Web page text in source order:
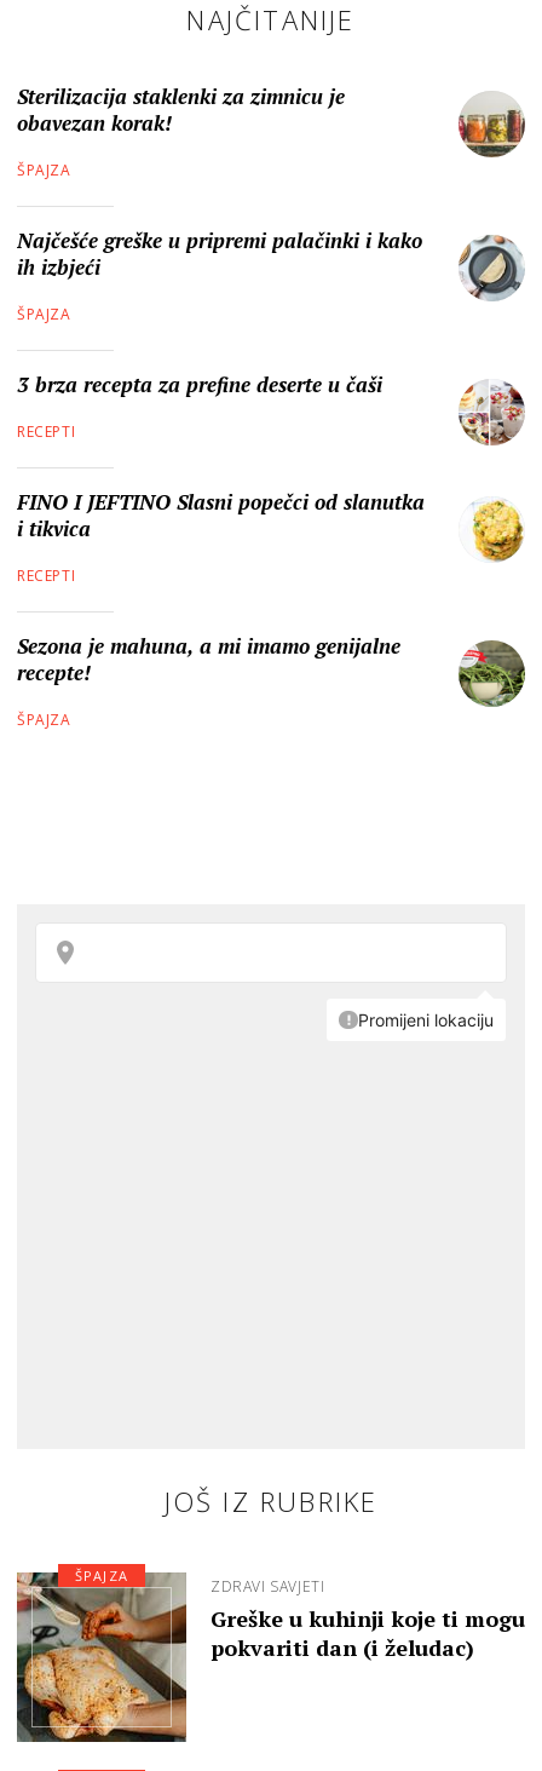
NAJČITANIJE
Sterilizacija staklenki za zimnicu je
obavezan korak!
ŠPAJZA
Najčešće greške u pripremi palačinki i kako
ih izbjeći
ŠPAJZA
3 brza recepta za prefine deserte u čaši
RECEPTI
FINO I JEFTINO Slasni popečci od slanutka
i tikvica
RECEPTI
Sezona je mahuna, a mi imamo genijalne
recepte!
ŠPAJZA
JOŠ IZ RUBRIKE
ZDRAVI SAVJETI
Greške u kuhinji koje ti mogu
pokvariti dan (i želudac)
ŠPAJZA